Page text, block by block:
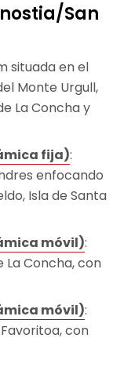
San
situada en el
Monte Urgull,
La Concha y
fija):
enfocando
Isla de Santa
móvil):
Concha, con
móvil):
con